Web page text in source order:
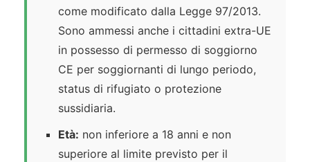
come modificato dalla Legge 97/2013.
Sono ammessi anche i cittadini extra-UE
in possesso di permesso di soggiorno
CE per soggiornanti di lungo periodo,
status di rifugiato o protezione
sussidiaria.
Età: non inferiore a 18 anni e non
superiore al limite previsto per il